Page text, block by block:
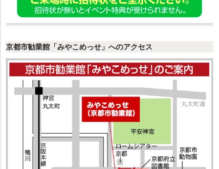
京都市勧業館「みやこめっせ」へのアクセス